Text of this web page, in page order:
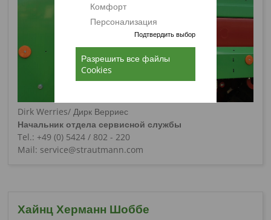
Комфорт
Персонализация
Подтвердить выбор
Разрешить все файлы
Cookies
Dirk Werries/ Дирк Верриес
Начальник отдела сервисной службы
Tel.: +49 (0) 5424 / 802 - 220
Mail: service@strautmann.com
Хайнц Херманн Шоббе